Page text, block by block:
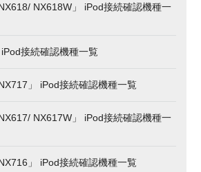
NX618W」 iPod接続確認機種一
iPod接続確認機種一覧
」 iPod接続確認機種一覧
NX617W」 iPod接続確認機種一
」 iPod接続確認機種一覧